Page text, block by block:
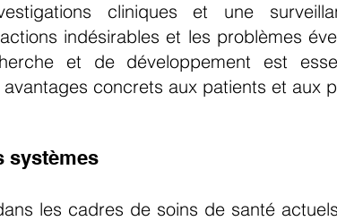
cliniques et une
indésirables et les problèmes
et de développement est
concrets aux patients et aux
systèmes
les cadres de soins de santé